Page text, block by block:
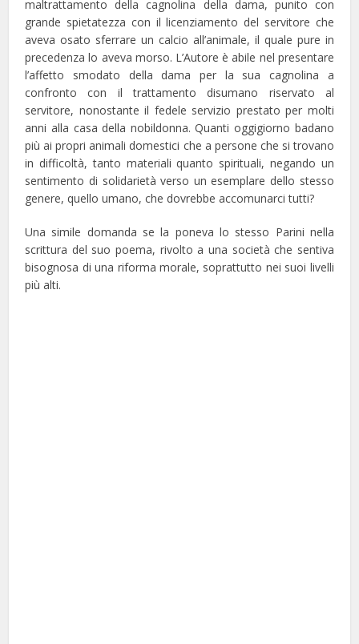
maltrattamento della cagnolina della dama, punito con
grande spietatezza con il licenziamento del servitore che
aveva osato sferrare un calcio all’animale, il quale pure in
precedenza lo aveva morso. L’Autore è abile nel presentare
l’affetto smodato della dama per la sua cagnolina a
confronto con il trattamento disumano riservato al
servitore, nonostante il fedele servizio prestato per molti
anni alla casa della nobildonna. Quanti oggigiorno badano
più ai propri animali domestici che a persone che si trovano
in difficoltà, tanto materiali quanto spirituali, negando un
sentimento di solidarietà verso un esemplare dello stesso
genere, quello umano, che dovrebbe accomunarci tutti?
Una simile domanda se la poneva lo stesso Parini nella
scrittura del suo poema, rivolto a una società che sentiva
bisognosa di una riforma morale, soprattutto nei suoi livelli
più alti.